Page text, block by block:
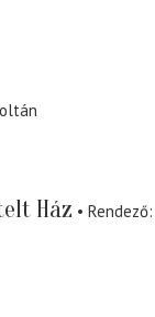
Ház
Rendező